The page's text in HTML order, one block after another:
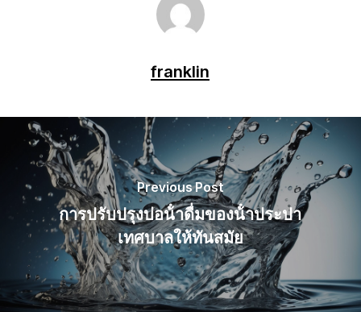
franklin
Previous Post
การปรับปรุงบ่อน้ําดื่มของน้ําประปา
เทศบาลให้ทันสมัย